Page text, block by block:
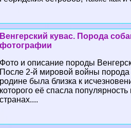
Венгерский кувас. Порода
фотографии
Фото и описание породы
После 2-й мировой войны порода
родине была близка к
которого её спасла популярность
странах....